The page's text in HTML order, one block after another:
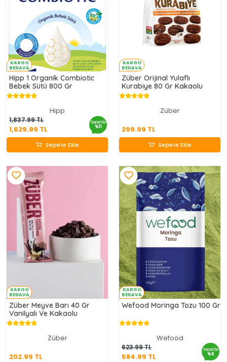
KARGO
BEDAVA
Hipp 1 Organik Combiotic
Bebek Sütü 800 Gr
Hipp
1,837.99 TL
1,629.99 TL
Sepette
%11
1,629.99 TL
Sepete Ekle
Sepete Ekle
KARGO
BEDAVA
Züber Orijinal Yulaflı
Kurabiye 80 Gr Kakaolu
Züber
299.99 TL
299.99 TL
Sepete Ekle
KARGO
BEDAVA
Züber Meyve Barı 40 Gr
Vanilyalı Ve Kakaolu
Züber
202.99 TL
202.99 TL
KARGO
BEDAVA
Wefood Moringa Tozu 100 Gr
Wefood
623.99 TL
584.99 TL
Sepette
%6
584.99 TL